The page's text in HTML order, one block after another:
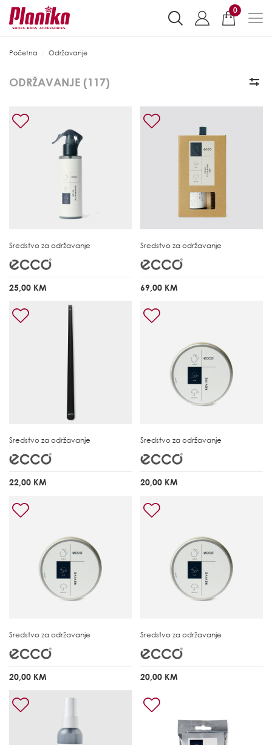
0
Početna Održavanje
ODRŽAVANJE (117)
Sredstvo za održavanje
25,00 KM
Sredstvo za održavanje
69,00 KM
Sredstvo za održavanje
22,00 KM
Sredstvo za održavanje
20,00 KM
Sredstvo za održavanje
20,00 KM
Sredstvo za održavanje
20,00 KM